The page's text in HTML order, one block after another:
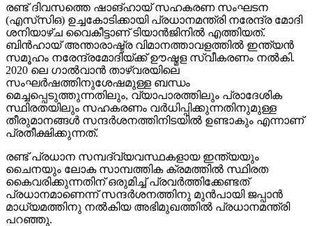
രണ്ട് ദിവസത്തെ ഷാങ്ഹായ് സഹകരണ സംഘടന
(എസ്‌സി‌ഒ) ഉച്ചകോടിക്കായി പ്രധാനമന്ത്രി നരേന്ദ്ര മോദി
ശനിയാഴ്ച വൈകീട്ടാണ് ടിയാൻജിനിൽ എത്തിയത്.
ബിൻഹായ് അന്താരാഷ്ട്ര വിമാനത്താവളത്തിൽ ഇന്ത്യൻ
സമൂഹം നരേന്ദ്രമോദിയ്ക്ക് ഊഷ്മള സ്വീകരണം നൽകി.
2020 ലെ ഗാൽവാൻ താഴ്‌വരയിലെ
സംഘർഷത്തിനുശേഷമുള്ള ബന്ധം
മെച്ചപ്പെടുത്തുന്നതിലും, വ്യാപാരത്തിലും പ്രാദേശിക
സ്ഥിരതയിലും സഹകരണം വർധിപ്പിക്കുന്നതിനുമുള്ള
തീരുമാനങ്ങൾ സന്ദർശനത്തിനിടയിൽ ഉണ്ടാകും എന്നാണ്
പ്രതീക്ഷിക്കുന്നത്.
രണ്ട് പ്രധാന സമ്പദ്‌വ്യവസ്ഥകളായ ഇന്ത്യയും
ചൈനയും ലോക സാമ്പത്തിക ക്രമത്തിൽ സ്ഥിരത
കൈവരിക്കുന്നതിന് ഒരുമിച്ച് പ്രവർത്തിക്കേണ്ടത്
പ്രധാനമാണെന്ന് സന്ദർശനത്തിനു മുൻപായി ജപ്പാൻ
മാധ്യമത്തിനു നൽകിയ അഭിമുഖത്തിൽ പ്രധാനമന്ത്രി
പറഞ്ഞു.